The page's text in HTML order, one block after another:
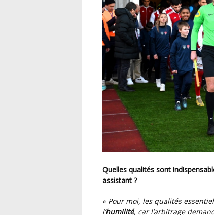
Quelles qualités sont indispensables pour réussir au plus haut niveau en tant qu’arbitre
assistant ?
« Pour moi, les qualités
l’humilité, car l’arbitrage